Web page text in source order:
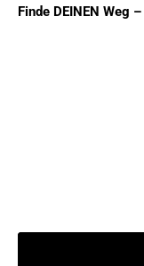
Finde DEINEN Weg